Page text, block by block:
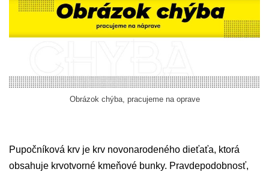
Obrázok chýba, pracujeme na oprave
Pupočníková krv je krv novonarodeného dieťaťa, ktorá
obsahuje krvotvorné kmeňové bunky. Pravdepodobnosť,